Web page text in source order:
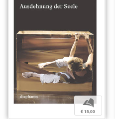
b
€ 15,00